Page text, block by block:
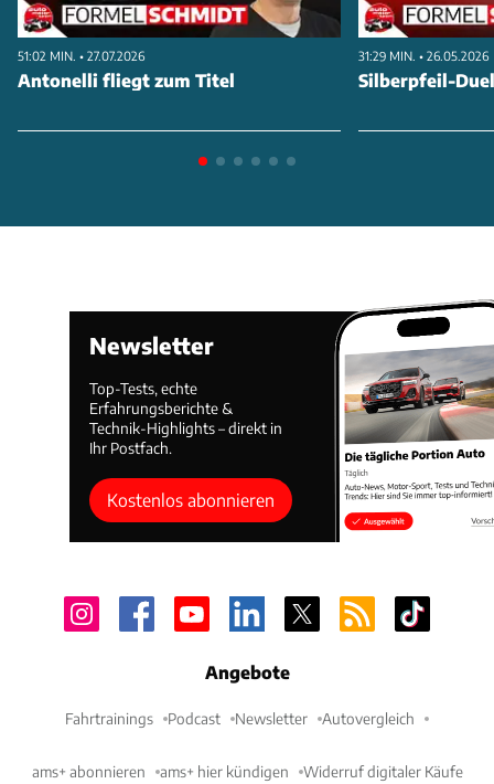
ANZEIGE
Für Sauber markierte das Rennen in Abu Dhabi den
Abschluss einer Ära. Das Team tritt ab 2026 als Audi-
Werkseinsatz an. Zum Abschied gelangen nochmals
zwei Punkte, eingefahren von Nico Hülkenberg.
51:02 MIN. • 27.07.2026
Antonelli fliegt zum Titel
31:29 MIN. • 26.05.2026
Silberpfeil-
Newsletter
Top-Tests, echte
Erfahrungsberichte &
Technik-Highlights – direkt in
Ihr Postfach.
Kostenlos abonnieren
Angebote
Fahrtrainings Podcast Newsletter Autovergleich
ams+ abonnieren ams+ hier kündigen Widerruf digitaler Käufe